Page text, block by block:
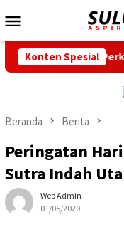
ke
Mobile
Konten Spesial
Perkuat Pelayanan
Beranda Berita
Peringatan
Sutra Indah
Web Admin
01/05/2020